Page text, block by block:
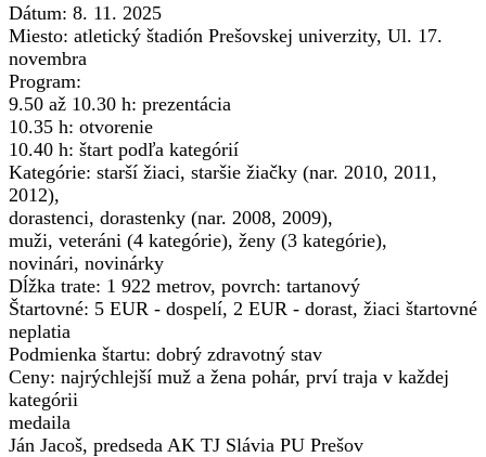
Dátum: 8. 11. 2025
Miesto: atletický štadión Prešovskej univerzity, Ul. 17.
novembra
Program:
9.50 až 10.30 h: prezentácia
10.35 h: otvorenie
10.40 h: štart podľa kategórií
Kategórie: starší žiaci, staršie žiačky (nar. 2010, 2011,
2012),
dorastenci, dorastenky (nar. 2008, 2009),
muži, veteráni (4 kategórie), ženy (3 kategórie),
novinári, novinárky
Dĺžka trate: 1 922 metrov, povrch: tartanový
Štartovné: 5 EUR - dospelí, 2 EUR - dorast, žiaci štartovné
neplatia
Podmienka štartu: dobrý zdravotný stav
Ceny: najrýchlejší muž a žena pohár, prví traja v každej
kategórii
medaila
Ján Jacoš, predseda AK TJ Slávia PU Prešov